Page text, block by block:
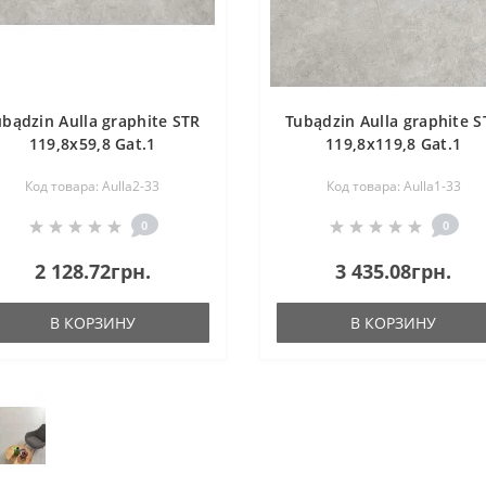
Aulla graphite STR
119,8x59,8 Gat.1
Код товара: Aulla2-33
0
2 128.72грн.
В КОРЗИНУ
Tubądzin Aulla graphite
119,8x119,8 Gat.1
Код товара: Aulla1-33
0
3 435.08грн.
В КОРЗИНУ